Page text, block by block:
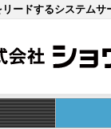
ードするシステムサ